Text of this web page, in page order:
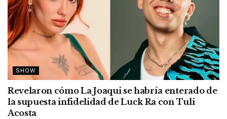
SHOW
Revelaron cómo La Joaqui se habría enterado de
la supuesta infidelidad de Luck Ra con Tuli
Acosta